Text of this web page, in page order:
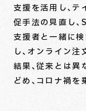
支援を活用し、テ
促手法の見直し
支援者と一緒に
し、オンライン
結果、従来とは異
どめ、コロナ禍を